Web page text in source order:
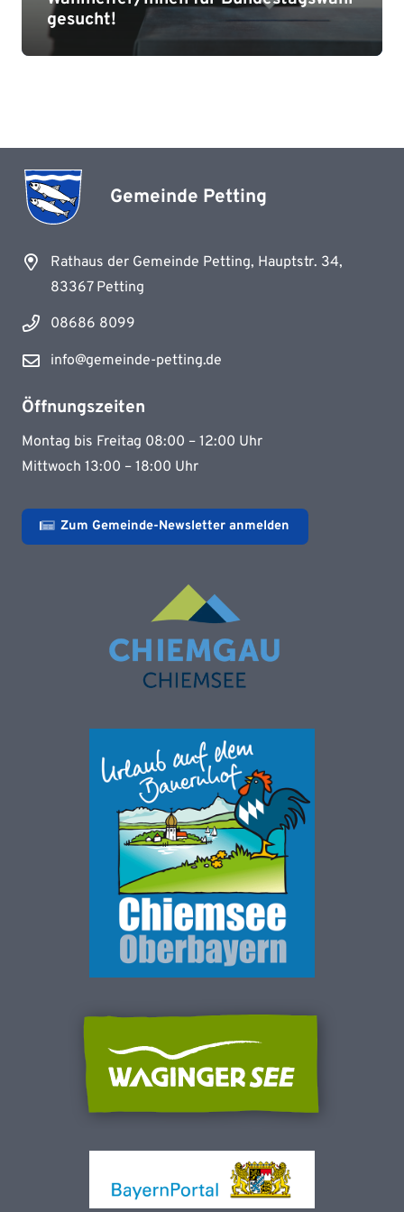
gesucht!
Sanierungsleistungen im
Kindergarten Petting
Gemeinde Petting
Rathaus der Gemeinde Petting, Hauptstr. 34,
83367 Petting
08686 8099
info@gemeinde-petting.de
Öffnungszeiten
Montag bis Freitag 08:00 – 12:00 Uhr
Mittwoch 13:00 – 18:00 Uhr
Zum Gemeinde-Newsletter anmelden